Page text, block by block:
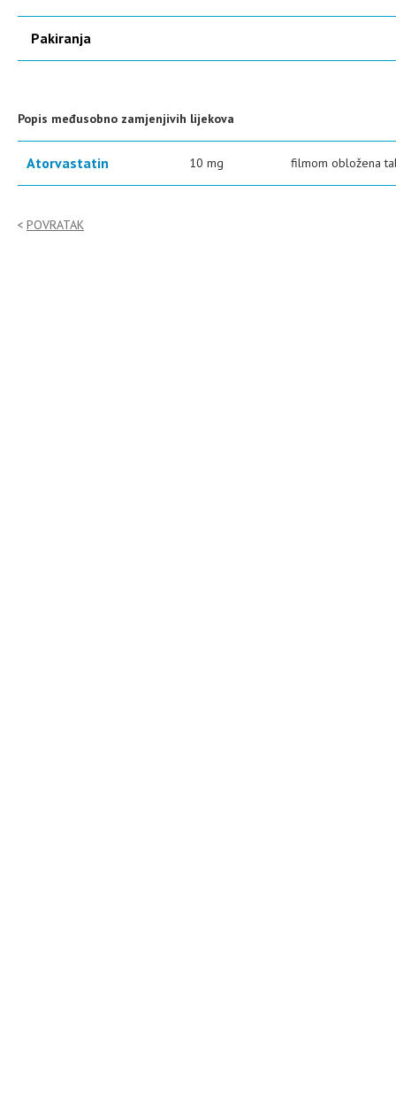
Pakiranja
Popis međusobno zamjenjivih lijekova
Atorvastatin 10 mg filmom obložena
POVRATAK